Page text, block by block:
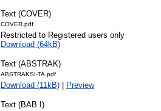
Text (COVER)
COVER.pdf
Restricted to Registered users only
Download (64kB)
Text (ABSTRAK)
ABSTRAKSI-TA.pdf
Download (11kB) Preview
Text (BAB I)